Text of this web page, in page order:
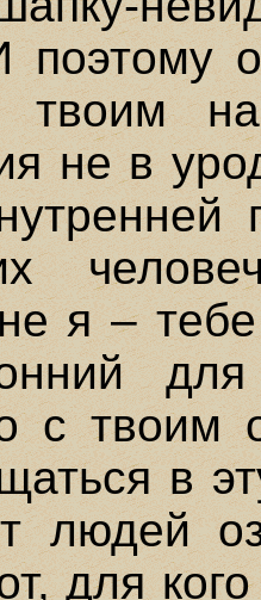
поэтому
твоим
не в
я –
с твоим
в
людей
для